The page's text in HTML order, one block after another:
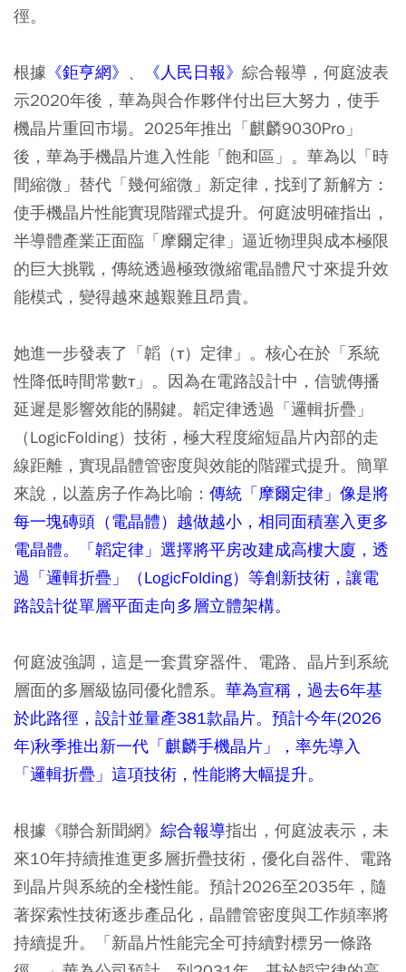
徑。
根據 《鉅亨網》 、 《人民日報》 綜合報導，何庭波表
示2020年後，華為與合作夥伴付出巨大努力，使手
機晶片重回市場。2025年推出「麒麟9030Pro」
後，華為手機晶片進入性能「飽和區」。華為以「時
間縮微」替代「幾何縮微」新定律，找到了新解方：
使手機晶片性能實現階躍式提升。何庭波明確指出，
半導體產業正面臨「摩爾定律」逼近物理與成本極限
的巨大挑戰，傳統透過極致微縮電晶體尺寸來提升效
能模式，變得越來越艱難且昂貴。
她進一步發表了「韜（τ）定律」。核心在於「系統
性降低時間常數τ」。因為在電路設計中，信號傳播
延遲是影響效能的關鍵。韜定律透過「邏輯折疊」
（LogicFolding）技術，極大程度縮短晶片內部的走
線距離，實現晶體管密度與效能的階躍式提升。簡單
來說，以蓋房子作為比喻： 傳統「摩爾定律」像是將
每一塊磚頭（電晶體）越做越小，相同面積塞入更多
電晶體。「韜定律」選擇將平房改建成高樓大廈，透
過「邏輯折疊」（LogicFolding）等創新技術，讓電
路設計從單層平面走向多層立體架構。
何庭波強調，這是一套貫穿器件、電路、晶片到系統
層面的多層級協同優化體系。 華為宣稱，過去6年基
於此路徑，設計並量產381款晶片。預計今年(2026
年)秋季推出新一代「麒麟手機晶片」，率先導入
「邏輯折疊」​這項技術，性能將大幅提升。
根據《聯合新聞網》 綜合報導指出，何庭波表示，未
來10年持續推進更多層折疊技術，優化自器件、電路
到晶片與系統的全棧性能。預計2026至2035年，隨
著探索性技術逐步產品化，晶體管密度與工作頻率將
持續提升。「新晶片性能完全可持續對標另一條路